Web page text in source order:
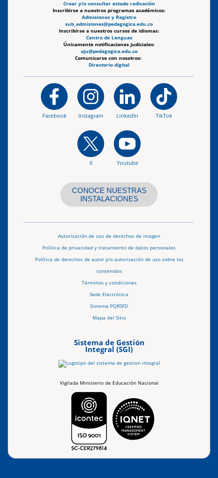
Crear y/o consultar estado radicación
Inscribirse a nuestros programas académicos:
Admisiones y Registro
sub_admisiones@pedagogica.edu.co
Inscribirse a nuestros cursos de idiomas:
Centro de Lenguas
Únicamente notificaciones judiciales:
oju@pedagogica.edu.co
Comunicarse con nosotros:
Directorio digital
Facebook Instagram LinkedIn TikTok
X Youtube
CONOCE NUESTRAS
INSTALACIONES
Autorización de uso de derechos de imagen
Política de privacidad y tratamiento de datos personales
Política de derechos de autor y/o autorización de uso sobre los
contenidos
Términos y condiciones
Sede Electrónica
Sistema PQRSFD
Mapa del Sitio
Sistema de Gestión
Integral (SGI)
Vigilada Ministerio de Educación Nacional